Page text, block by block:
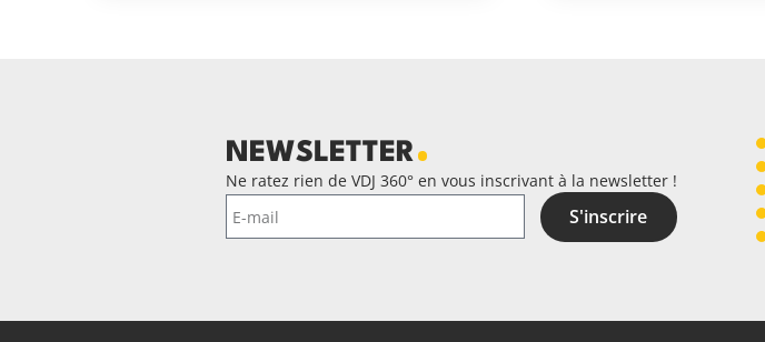
NEWSLETTER
Ne ratez rien de VDJ 360° en vous inscrivant à la newsletter !
S'inscrire